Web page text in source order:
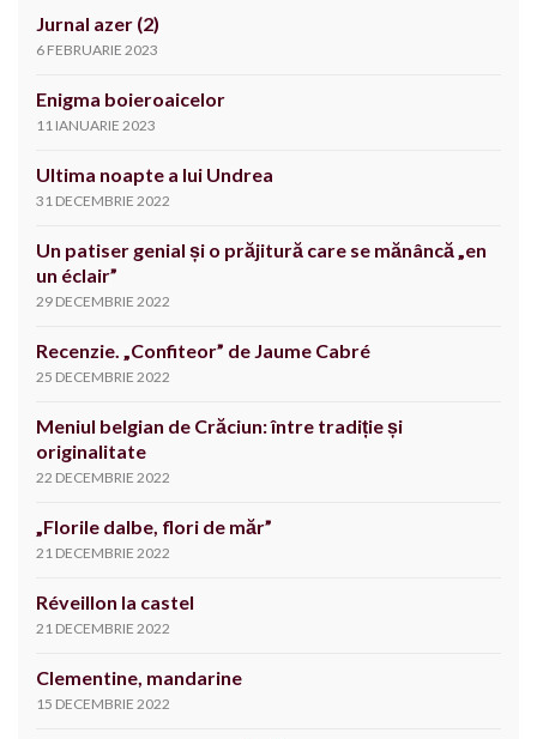
Jurnal azer (2)
6 FEBRUARIE 2023
Enigma boieroaicelor
11 IANUARIE 2023
Ultima noapte a lui Undrea
31 DECEMBRIE 2022
Un patiser genial și o prăjitură care se mănâncă „en
un éclair”
29 DECEMBRIE 2022
Recenzie. „Confiteor” de Jaume Cabré
25 DECEMBRIE 2022
Meniul belgian de Crăciun: între tradiție și
originalitate
22 DECEMBRIE 2022
„Florile dalbe, flori de măr”
21 DECEMBRIE 2022
Réveillon la castel
21 DECEMBRIE 2022
Clementine, mandarine
15 DECEMBRIE 2022